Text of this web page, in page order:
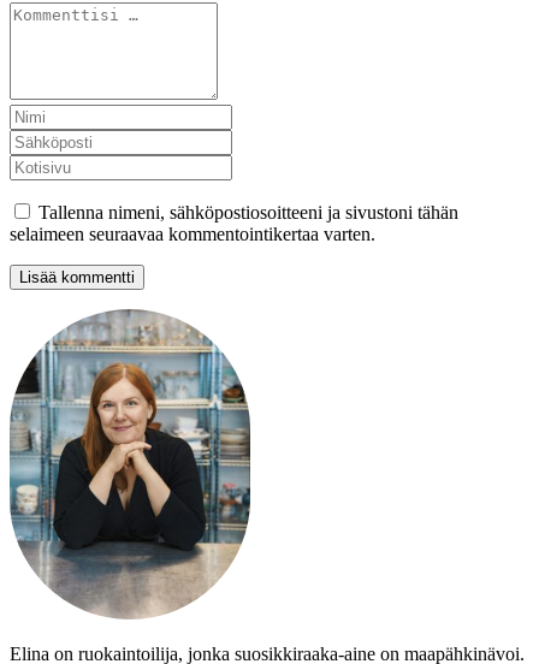
Tallenna nimeni, sähköpostiosoitteeni ja sivustoni tähän
selaimeen seuraavaa kommentointikertaa varten.
Elina on ruokaintoilija, jonka suosikkiraaka-aine on maapähkinävoi.